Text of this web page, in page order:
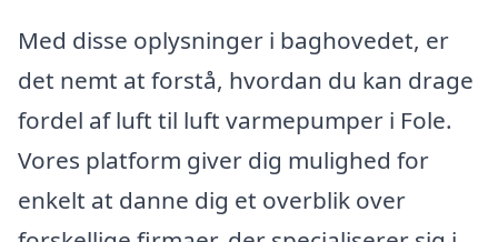
Med disse oplysninger i baghovedet, er
det nemt at forstå, hvordan du kan drage
fordel af luft til luft varmepumper i Fole.
Vores platform giver dig mulighed for
enkelt at danne dig et overblik over